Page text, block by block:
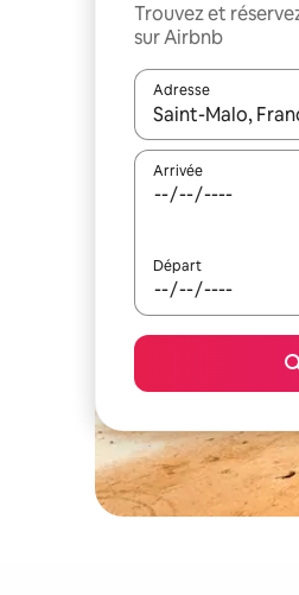
Trouvez et
sur Airbnb
Adresse
Lorsque les
Arrivée
Départ